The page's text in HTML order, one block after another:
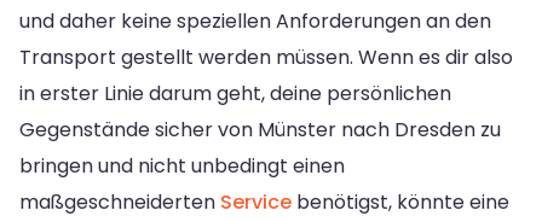
und daher keine speziellen Anforderungen an den
Transport gestellt werden müssen. Wenn es dir also
in erster Linie darum geht, deine persönlichen
Gegenstände sicher von Münster nach Dresden zu
bringen und nicht unbedingt einen
maßgeschneiderten Service benötigst, könnte eine